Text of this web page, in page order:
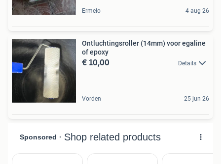
Ermelo 4 aug 26
Ontluchtingsroller (14mm) voor egaline
of epoxy
€ 10,00 Details
Vorden 25 jun 26